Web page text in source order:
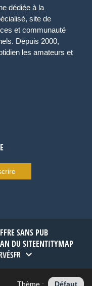
dédiée à la
site de
et communauté
Depuis 2000,
les amateurs et
SANS PUB
DU SITEENTITYMAP
FR
Thème : Défaut